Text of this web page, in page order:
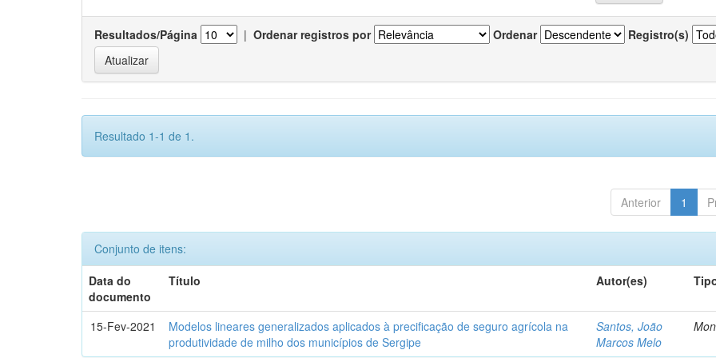
Resultados/Página | Ordenar registros por Ordenar Registro(s)
Resultado 1-1 de 1.
Anterior 1
Conjunto de itens:
Data do
documento
Título Autor(es)
15-Fev-2021
Modelos lineares generalizados aplicados à precificação de seguro agrícola na
produtividade de milho dos municípios de Sergipe
Santos, João
Marcos Melo